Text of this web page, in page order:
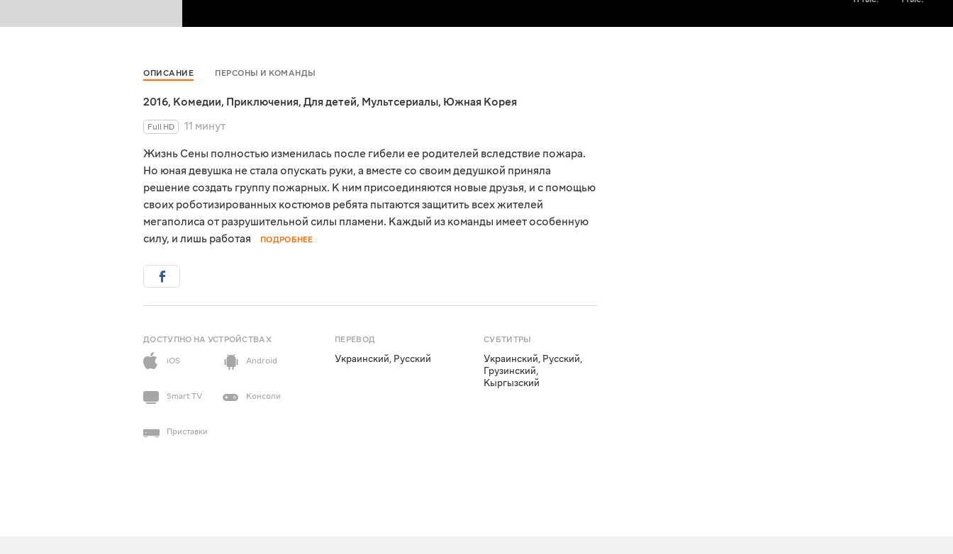
ОПИСАНИЕ ПЕРСОНЫ И КОМАНДЫ
2016, Комедии, Приключения, Для детей, Мультсериалы, Южная Корея
Full HD
11 минут
Жизнь Сены полностью изменилась после гибели ее родителей вследствие пожара.
Но юная девушка не стала опускать руки, а вместе со своим дедушкой приняла
решение создать группу пожарных. К ним присоединяются новые друзья, и с помощью
своих роботизированных костюмов ребята пытаются защитить всех жителей
мегаполиса от разрушительной силы пламени. Каждый из команды имеет особенную
силу, и лишь работая
ПОДРОБНЕЕ
ДОСТУПНО НА УСТРОЙСТВАХ
iOS
Android
Smart TV Консоли
Приставки
ПЕРЕВОД
Украинский, Русский
СУБТИТРЫ
Украинский, Русский,
Грузинский,
Кыргызский